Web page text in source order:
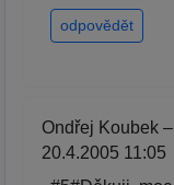
odpovědět
Ondřej Koubek –
20.4.2005 11:05